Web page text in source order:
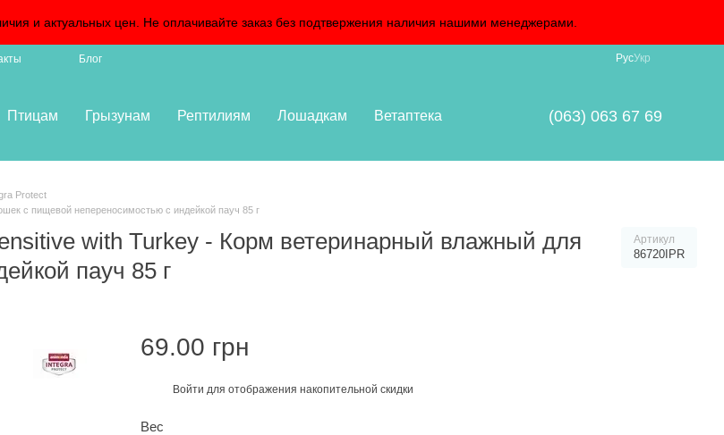
и актуальных цен. Не оплачивайте заказ без подтвержения наличия нашими менеджерами.
Блог РусУкр
Птицам Грызунам Рептилиям Лошадкам Ветаптека (063) 063 67 69
Protect
с пищевой непереносимостью с индейкой пауч 85 г
with Turkey - Корм ветеринарный влажный для
пауч 85 г
Артикул
86720IPR
69.00 грн
Войти для отображения накопительной скидки
Вес